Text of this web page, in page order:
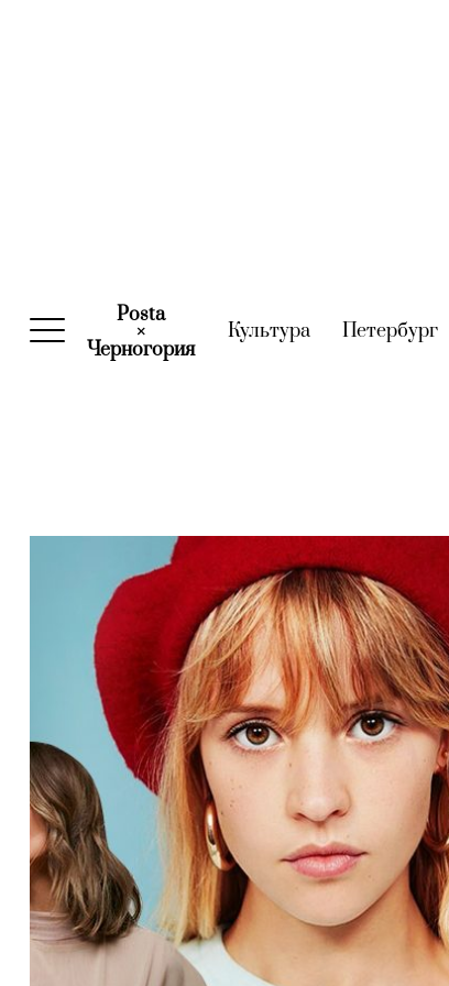
Posta
×
Черногория(current)
Культура(current)
Петербург